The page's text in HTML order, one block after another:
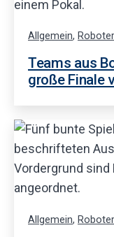
Allgemein,
Teams aus
große Finale
Allgemein,